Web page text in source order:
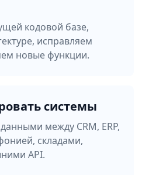
кодовой базе,
исправляем
новые функции.
системы
между CRM, ERP,
складами,
API.